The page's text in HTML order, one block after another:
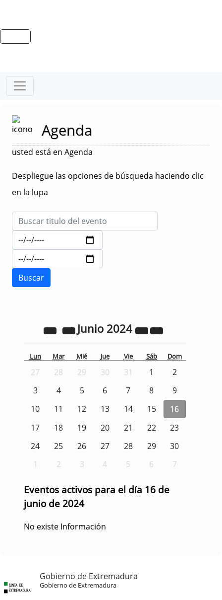
Agenda
usted está en Agenda
Despliegue las opciones de búsqueda haciendo clic
en la lupa
Junio 2024
Lun Mar Mié Jue Vie Sáb Dom
27 28 29 30 31 1
2
3
4 5 6 7 8
9
10
11 12 13 14 15
16
17
18 19 20 21 22
23
24
25 26 27 28 29
30
1
2 3 4 5 6 7
Eventos activos para el día 16 de
junio de 2024
No existe Información
Gobierno de Extremadura
Gobierno de Extremadura